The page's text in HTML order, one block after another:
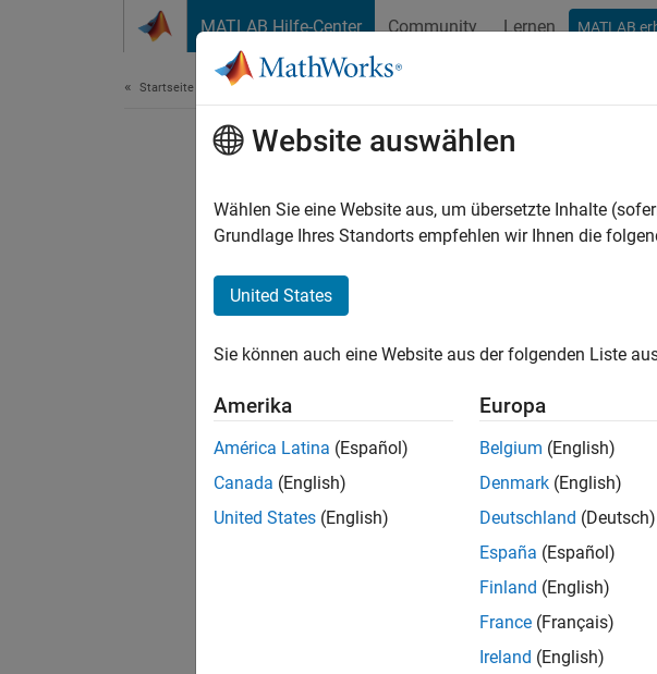
MATLAB Hilfe-Center Community Lernen MATLAB
Startseite der Dokumentation
Website auswählen
Wählen Sie eine Website aus, um übersetzte Inhalte
Grundlage Ihres Standorts empfehlen wir Ihnen die
United States
Sie können auch eine Website aus der folgenden Liste
Amerika
América Latina (Español)
Canada (English)
United States (English)
Europa
Belgium (English)
Denmark (English)
Deutschland (Deutsch)
España (Español)
Finland (English)
France (Français)
Ireland (English)